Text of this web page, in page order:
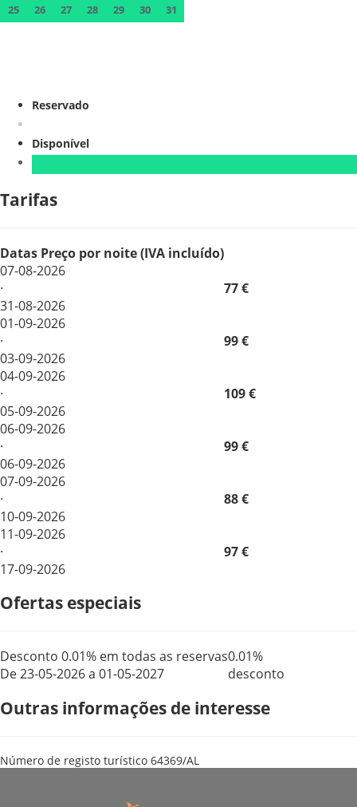
25
26 27 28 29 30 31
Reservado
Disponível
Tarifas
Datas Preço por noite (IVA incluído)
07-08-2026
·
31-08-2026
77 €
01-09-2026
·
03-09-2026
99 €
04-09-2026
·
05-09-2026
109 €
06-09-2026
·
06-09-2026
99 €
07-09-2026
·
10-09-2026
88 €
11-09-2026
·
17-09-2026
97 €
Ofertas especiais
Desconto 0.01% em todas as reservas
De 23-05-2026 a 01-05-2027
0.01%
desconto
Outras informações de interesse
Número de registo turístico 64369/AL